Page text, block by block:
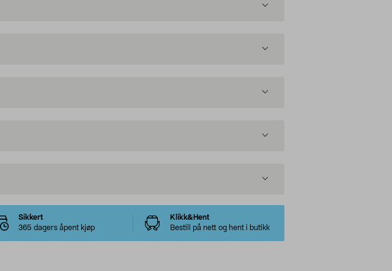
Sikkert
365 dagers åpent kjøp
Klikk&Hent
Bestill på nett og hent i butikk